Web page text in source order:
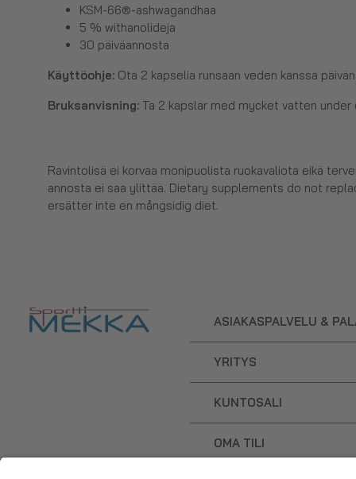
KSM-66®-ashwagandhaa
5 % withanolideja
30 päiväannosta
Käyttöohje: Ota 2 kapselia runsaan veden kanssa
Bruksanvisning: Ta 2 kapslar med mycket vatten under
Ravintolisä ei korvaa monipuolista ruokavaliota eikä
annosta ei saa ylittää. Dietary supplements do not
ersätter inte en mångsidig diet.
ASIAKASPALVELU &
YRITYS
KUNTOSALI
OMA TILI